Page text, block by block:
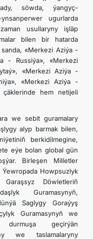
söwda, ýangyç-
ugurlarda
usullaryny işläp
bilen bir hatarda
«Merkezi Aziýa -
- Russiýa», «Merkezi
«Merkezi Aziýa -
«Merkezi Aziýa -
çäklerinde hem netijeli
we sebit guramalary
alyp barmak bilen,
berkidilmegine,
eýe bolan global gün
Birleşen Milletler
Howpsuzlyk
Döwletleriň
Guramasynyň,
Saglygy Goraýyş
Guramasynyň we
geçirýän
we taslamalaryny